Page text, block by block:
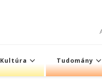
Kultúra Tudomány